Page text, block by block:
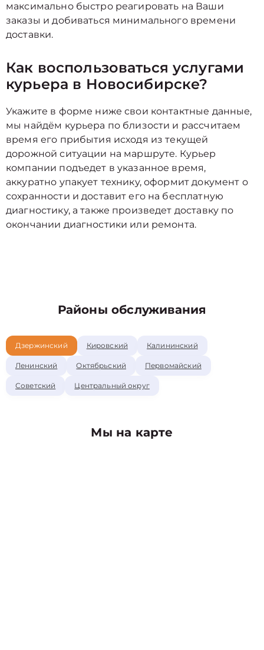
максимально быстро реагировать на Ваши
заказы и добиваться минимального времени
доставки.
Как воспользоваться услугами
курьера в Новосибирске?
Укажите в форме ниже свои контактные данные,
мы найдём курьера по близости и рассчитаем
время его прибытия исходя из текущей
дорожной ситуации на маршруте. Курьер
компании подъедет в указанное время,
аккуратно упакует технику, оформит документ о
сохранности и доставит его на бесплатную
диагностику, а также произведет доставку по
окончании диагностики или ремонта.
Районы обслуживания
Дзержинский Кировский Калининский
Ленинский Октябрьский Первомайский
Советский Центральный округ
Мы на карте